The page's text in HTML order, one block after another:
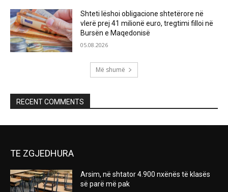
Shteti lëshoi obligacione shtetërore në
vlerë prej 41 milionë euro, tregtimi filloi në
Bursën e Maqedonisë
05.08.2026
Më shumë
RECENT COMMENTS
TE ZGJEDHURA
Arsim, në shtator 4.900 nxënës të klasës
së parë më pak